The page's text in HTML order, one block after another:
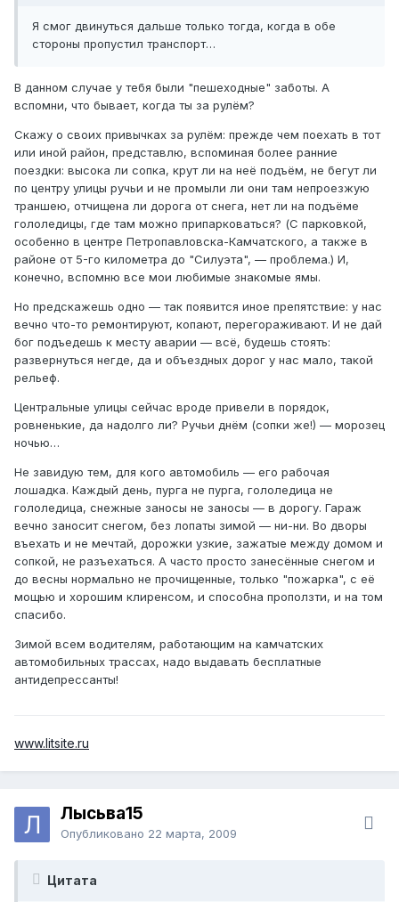
Я смог двинуться дальше только тогда, когда в обе
стороны пропустил транспорт…
В данном случае у тебя были "пешеходные" заботы. А
вспомни, что бывает, когда ты за рулём?
Скажу о своих привычках за рулём: прежде чем поехать в тот
или иной район, представлю, вспоминая более ранние
поездки: высока ли сопка, крут ли на неё подъём, не бегут ли
по центру улицы ручьи и не промыли ли они там непроезжую
траншею, отчищена ли дорога от снега, нет ли на подъёме
гололедицы, где там можно припарковаться? (С парковкой,
особенно в центре Петропавловска-Камчатского, а также в
районе от 5-го километра до "Силуэта", — проблема.) И,
конечно, вспомню все мои любимые знакомые ямы.
Но предскажешь одно — так появится иное препятствие: у нас
вечно что-то ремонтируют, копают, перегораживают. И не дай
бог подъедешь к месту аварии — всё, будешь стоять:
развернуться негде, да и объездных дорог у нас мало, такой
рельеф.
Центральные улицы сейчас вроде привели в порядок,
ровненькие, да надолго ли? Ручьи днём (сопки же!) — морозец
ночью…
Не завидую тем, для кого автомобиль — его рабочая
лошадка. Каждый день, пурга не пурга, гололедица не
гололедица, снежные заносы не заносы — в дорогу. Гараж
вечно заносит снегом, без лопаты зимой — ни-ни. Во дворы
въехать и не мечтай, дорожки узкие, зажатые между домом и
сопкой, не разъехаться. А часто просто занесённые снегом и
до весны нормально не прочищенные, только "пожарка", с её
мощью и хорошим клиренсом, и способна проползти, и на том
спасибо.
Зимой всем водителям, работающим на камчатских
автомобильных трассах, надо выдавать бесплатные
антидепрессанты!
www.litsite.ru
Лысьва15
Опубликовано 22 марта, 2009
Цитата